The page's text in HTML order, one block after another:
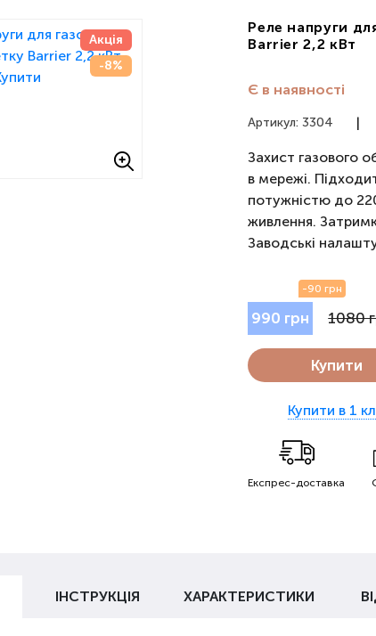
Акція
-8%
Реле напруги
Barrier 2,2 кВт
Є в наявності
Артикул: 3304 |
Захист газового
в мережі.
потужністю до
живлення.
Заводські
990 грн
-90 грн
1080
Купити
Купити в 1
Експрес-доставка
ІНСТРУКЦІЯ ХАРАКТЕРИСТИКИ